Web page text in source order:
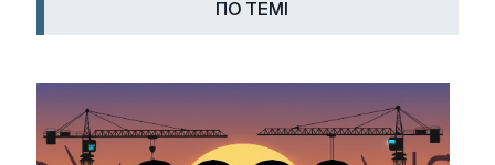
ПО ТЕМІ